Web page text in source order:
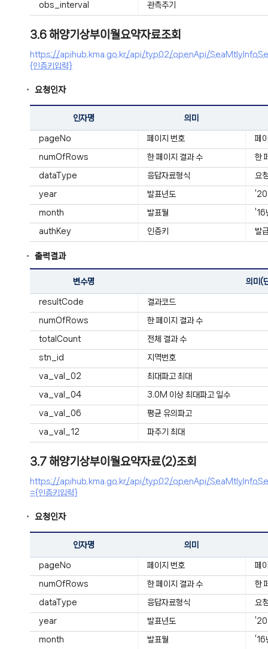
obs_interval 관측주기
3.6 해양기상부이월요약자료조회
https://apihub.kma.go.kr/api/typ02/openApi/
{인증키입력}
요청인자
인자명 의미
pageNo 페이지 번호 페
numOfRows 한 페이지 결과 수 한
dataType 응답자료형식 요
year 발표년도
month 발표월 ‘16
authKey 인증키 발
출력결과
변수명 의미(
resultCode 결과코드
numOfRows 한 페이지 결과 수
totalCount 전체 결과 수
stn_id 지역번호
va_val_02 최대파고 최대
va_val_04 3.0M 이상 최대파고 일수
va_val_06 평균 유의파고
va_val_12 파주기 최대
3.7 해양기상부이월요약자료(2)조회
https://apihub.kma.go.kr/api/typ02/openApi/
={인증키입력}
요청인자
인자명 의미
pageNo 페이지 번호 페
numOfRows 한 페이지 결과 수 한
dataType 응답자료형식 요
year 발표년도
month 발표월 ‘16